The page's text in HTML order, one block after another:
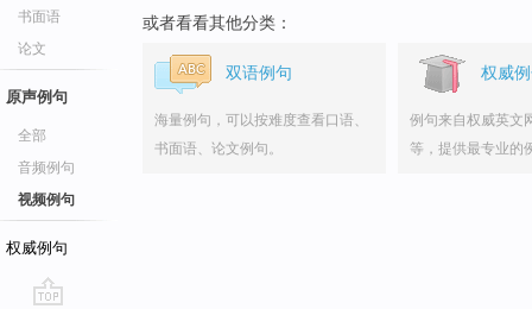
书面语
论文
原声例句
全部
音频例句
视频例句
权威例句
或者看看其他分类：
双语例句
海量例句，可以按难度查看口语、
书面语、论文例句。
权威
例句来自权威英文
等，提供最专业的